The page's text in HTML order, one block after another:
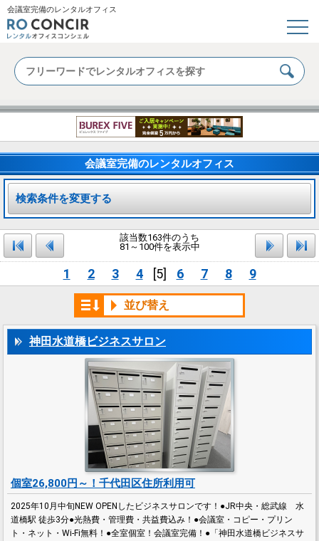
会議室完備のレンタルオフィス
会議室完備のレンタルオフィス
検索条件を変更する
該当数163件のうち
81～100件を表示中
1 2 3 4 [5] 6 7 8 9
並び替え
神田水道橋ビジネスサロン
個室26,800円～！千代田区住所利用可
2025年10月中旬NEW OPENしたビジネスサロンです！●JR中央・総武線 水
道橋駅 徒歩3分●光熱費・管理費・共益費込み！●会議室・コピー・プリン
ト・ネット・Wi-Fi無料！●全室個室！会議室完備！●「神田水道橋ビジネスサ